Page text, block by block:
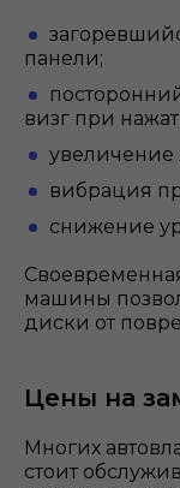
панели;
визг при
увеличение
вибрация
снижение
машины
диски от
Цены на
Многих
стоит